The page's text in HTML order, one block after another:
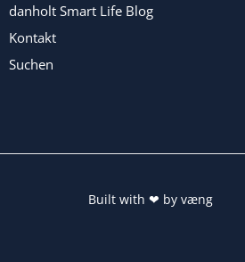
danholt Smart Life Blog
Kontakt
Suchen
Built with ❤ by væng